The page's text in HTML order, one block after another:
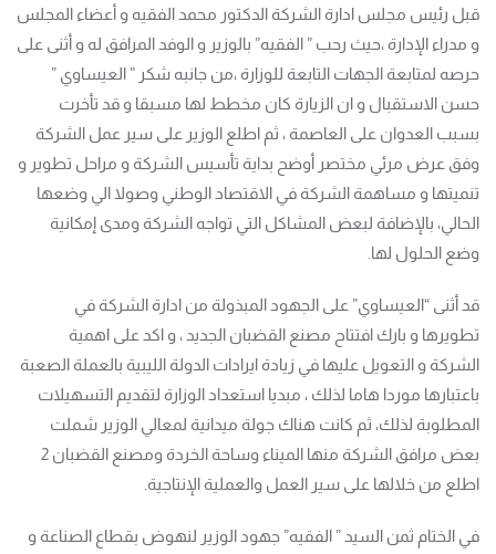
قبل رئيس مجلس ادارة الشركة الدكتور محمد الفقيه و أعضاء المجلس
و مدراء الإدارة ،حيث رحب ” الفقيه” بالوزير و الوفد المرافق له و أثنى على
حرصه لمتابعة الجهات التابعة للوزارة ،من جانبه شكر ” العيساوي ”
حسن الاستقبال و ان الزيارة كان مخطط لها مسبقا و قد تأخرت
بسبب العدوان على العاصمة ، ثم اطلع الوزير على سير عمل الشركة
وفق عرض مرئي مختصر أوضح بداية تأسيس الشركة و مراحل تطوير و
تنميتها و مساهمة الشركة في الاقتصاد الوطني وصولا الي وضعها
الحالي، بالإضافة لبعض المشاكل التي تواجه الشركة ومدى إمكانية
وضع الحلول لها.
قد أثنى “العيساوي” على الجهود المبذولة من ادارة الشركة في
تطويرها و بارك افتتاح مصنع القضبان الجديد ، و اكد على اهمية
الشركة و التعويل عليها في زيادة ايرادات الدولة الليبية بالعملة الصعبة
باعتبارها موردا هاما لذلك ، مبديا استعداد الوزارة لتقديم التسهيلات
المطلوبة لذلك، ثم كانت هناك جولة ميدانية لمعالي الوزير شملت
بعض مرافق الشركة منها الميناء وساحة الخردة ومصنع القضبان 2
اطلع من خلالها على سير العمل والعملية الإنتاجية.
في الختام ثمن السيد ” الفقيه” جهود الوزير لنهوض بقطاع الصناعة و